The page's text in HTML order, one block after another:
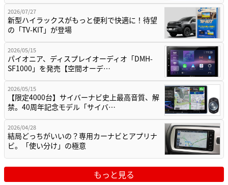
2026/07/27
新型ハイラックスがもっと便利で快適に！待望
の「TV-KIT」が登場
2026/05/15
パイオニア、ディスプレイオーディオ「DMH-
SF1000」を発売【空間オーデ…
2026/05/15
【限定4000台】サイバーナビ史上最高音質、解
禁。40周年記念モデル「サイバ…
2026/04/28
結局どっちがいいの？専用カーナビとアプリナ
ビ。「使い分け」の極意
もっと見る